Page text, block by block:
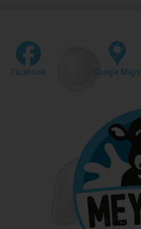
Facebook Google Maps